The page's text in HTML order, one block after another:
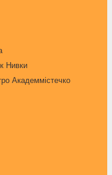
Нивки
Академмістечко